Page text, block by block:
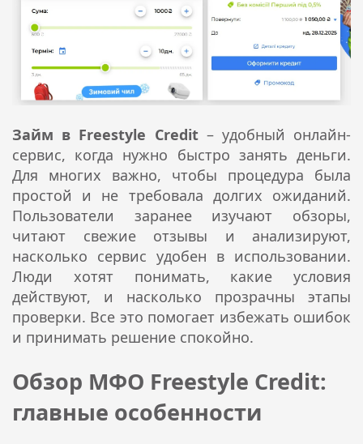
Займ в Freestyle Credit– удобный онлайн-
сервис, когда нужно быстро занять деньги.
Для многих важно, чтобы процедура была
простой и не требовала долгих ожиданий.
Пользователи заранее изучают обзоры,
читают свежие отзывы и анализируют,
насколько сервис удобен в использовании.
Люди хотят понимать, какие условия
действуют, и насколько прозрачны этапы
проверки. Все это помогает избежать ошибок
и принимать решение спокойно.
Обзор МФО Freestyle Credit:
главные особенности